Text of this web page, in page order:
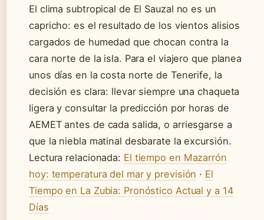
El clima subtropical de El Sauzal no es un
capricho: es el resultado de los vientos alisios
cargados de humedad que chocan contra la
cara norte de la isla. Para el viajero que planea
unos días en la costa norte de Tenerife, la
decisión es clara: llevar siempre una chaqueta
ligera y consultar la predicción por horas de
AEMET antes de cada salida, o arriesgarse a
que la niebla matinal desbarate la excursión.
Lectura relacionada: El tiempo en Mazarrón
hoy: temperatura del mar y previsión · El
Tiempo en La Zubia: Pronóstico Actual y a 14
Días